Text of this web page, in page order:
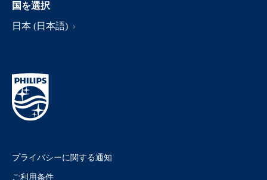
国を選択
日本 (日本語)
プライバシーに関する通知
ご利用条件